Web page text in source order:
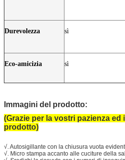
Durevolezza sì
Eco-amicizia sì
Immagini del prodotto:
(Grazie per la vostri pazienza
prodotto)
√. Autosigillante con la chiusura vuota
√. Micro stampa accanto alle cuciture della